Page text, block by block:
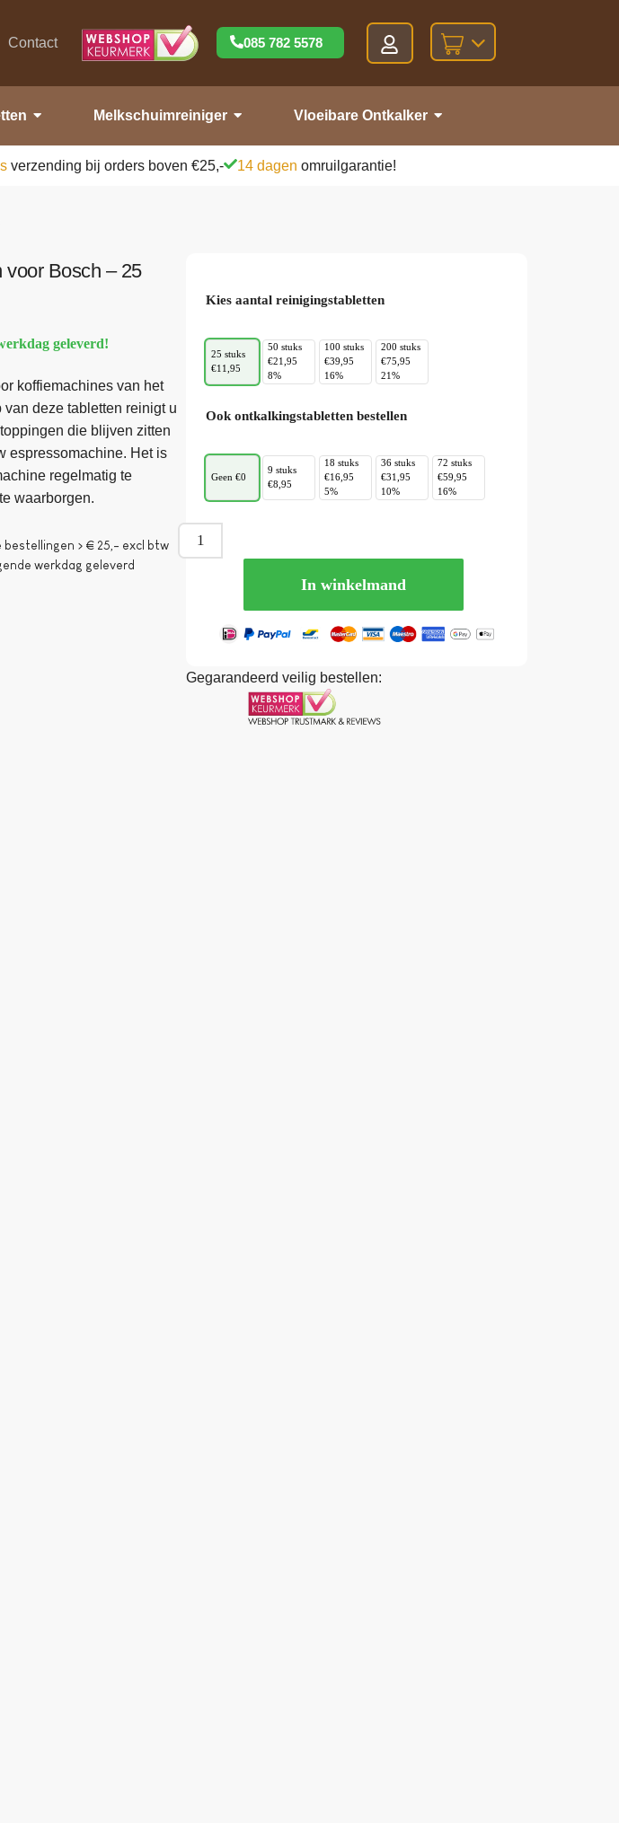
Contact 085 782 5578
Melkschuimreiniger Vloeibare Ontkalker
verzending bij orders boven €25,- 14 dagen omruilgarantie!
voor Bosch – 25
geleverd!
koffiemachines van het
deze tabletten reinigt u
die blijven zitten
espressomachine. Het is
regelmatig te
waarborgen.
> € 25,- excl btw
werkdag geleverd
Kies aantal reinigingstabletten
25 stuks
€11,95
50 stuks
€21,95
8%
100 stuks
€39,95
16%
200 stuks
€75,95
21%
Ook ontkalkingstabletten bestellen
Geen €0
9 stuks
€8,95
18 stuks
€16,95
5%
36 stuks
€31,95
10%
72 stuks
€59,95
16%
In winkelmand
Gegarandeerd veilig bestellen: